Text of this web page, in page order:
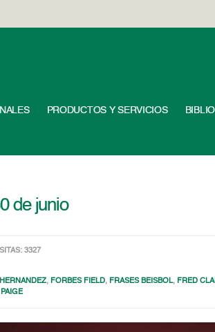
PRODUCTOS Y SERVICIOS
de junio
3327
, FORBES FIELD, FRASES BEISBOL, FRED